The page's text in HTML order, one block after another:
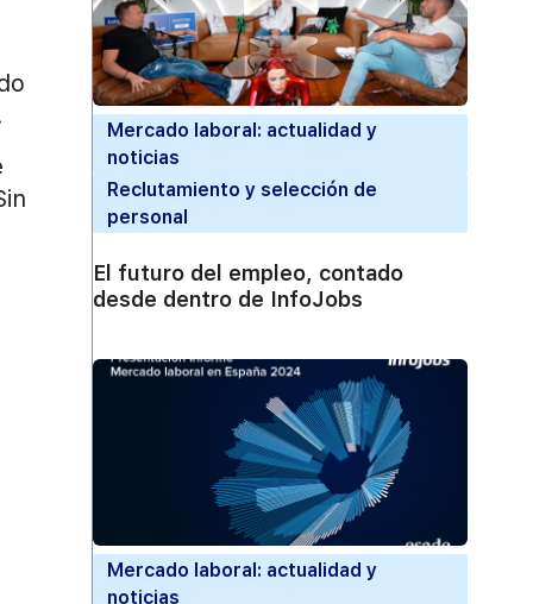
Mercado laboral: actualidad y
noticias
Reclutamiento y selección de
personal
El futuro del empleo, contado
desde dentro de InfoJobs
Mercado laboral: actualidad y
noticias